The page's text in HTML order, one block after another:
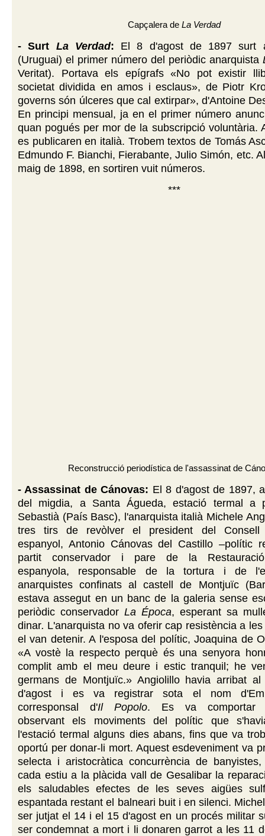
Capçalera de La Verdad
- Surt La Verdad: El 8 d'agost de 1897 surt
(Uruguai) el primer número del periòdic anarquista
Veritat). Portava els epígrafs «No pot existir
societat dividida en amos i esclaus», de Piotr
governs són úlceres que cal extirpar», d'Antoine
En principi mensual, ja en el primer número
quan pogués per mor de la subscripció voluntària.
es publicaren en italià. Trobem textos de Tomás
Edmundo F. Bianchi, Fierabante, Julio Simón, etc.
maig de 1898, en sortiren vuit números.
***
Reconstrucció periodística de l'assassinat de
- Assassinat de Cánovas: El 8 d'agost de 1897,
del migdia, a Santa Águeda, estació termal a
Sebastià (País Basc), l'anarquista italià Michele
tres tirs de revòlver el president del Consell
espanyol, Antonio Cánovas del Castillo –polític
partit conservador i pare de la Restauració
espanyola, responsable de la tortura i de
anarquistes confinats al castell de Montjuïc
estava assegut en un banc de la galeria sense
periòdic conservador La Época, esperant sa
dinar. L'anarquista no va oferir cap resistència a
el van detenir. A l'esposa del polític, Joaquina de
«A vostè la respecto perquè és una senyora
complit amb el meu deure i estic tranquil; he
germans de Montjuïc.» Angiolillo havia arribat
d'agost i es va registrar sota el nom
corresponsal d'Il Popolo. Es va comportar
observant els moviments del polític que
l'estació termal alguns dies abans, fins que va
oportú per donar-li mort. Aquest esdeveniment va
selecta i aristocràtica concurrència de
cada estiu a la plàcida vall de Gesalibar la
els saludables efectes de les seves aigües
espantada restant el balneari buit i en silenci.
ser jutjat el 14 i el 15 d'agost en un procés militar
ser condemnat a mort i li donaren garrot a les 11